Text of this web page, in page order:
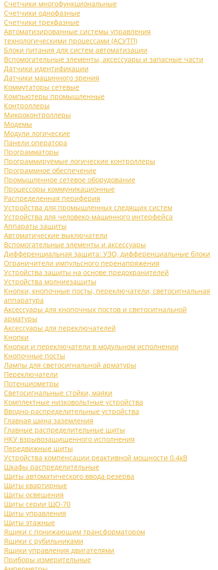
Счетчики многофункциональные
Счетчики однофазные
Счетчики трехфазные
Автоматизированные системы управления
технологическими процессами (АСУТП)
Блоки питания для систем автоматизации
Вспомогательные элементы, аксессуары и запасные части
Датчики идентификации
Датчики машинного зрения
Коммутаторы сетевые
Компьютеры промышленные
Контроллеры
Микроконтроллеры
Модемы
Модули логические
Панели оператора
Программаторы
Программируемые логические контроллеры
Программное обеспечение
Промышленное сетевое оборудование
Процессоры коммуникационные
Распределенная периферия
Устройства для промышленных следящих систем
Устройства для человеко-машинного интерфейса
Аппараты защиты
Автоматические выключатели
Вспомогательные элементы и аксессуары
Дифференциальная защита: УЗО, дифференциальные блоки
Ограничители импульсного перенапряжения
Устройства защиты на основе предохранителей
Устройства молниезащиты
Кнопки, кнопочные посты, переключатели, светосигнальная
аппаратура
Аксессуары для кнопочных постов и светосигнальной
арматуры
Аксессуары для переключателей
Кнопки
Кнопки и переключатели в модульном исполнении
Кнопочные посты
Лампы для светосигнальной арматуры
Переключатели
Потенциометры
Светосигнальные стойки, маяки
Комплектные низковольтные устройства
Вводно-распределительные устройства
Главная шина заземления
Главные распределительные щиты
НКУ взрывозащищенного исполнения
Передвижные щиты
Устройства компенсации реактивной мощности 0.4кВ
Шкафы распределительные
Щиты автоматического ввода резерва
Щиты квартирные
Щиты освещения
Щиты серии ЩО-70
Щиты управления
Щиты этажные
Ящики с понижающим трансформатором
Ящики с рубильниками
Ящики управления двигателями
Приборы измерительные